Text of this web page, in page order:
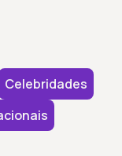
Celebridades